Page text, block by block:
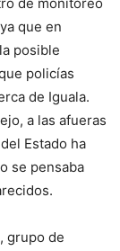
de monitoreo
que en
posible
policías
de Iguala.
a las afueras
Estado ha
se pensaba
grupo de